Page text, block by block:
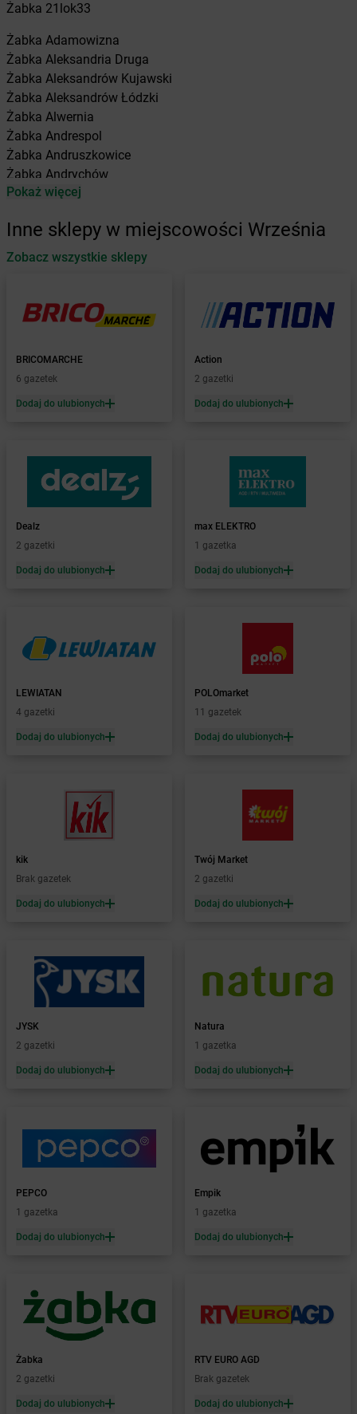
Żabka 21lok33
Żabka Adamowizna
Żabka Aleksandria Druga
Żabka Aleksandrów Kujawski
Żabka Aleksandrów Łódzki
Żabka Alwernia
Żabka Andrespol
Żabka Andruszkowice
Żabka Andrychów
Żabka Antonie
Żabka Automat
Żabka Babica
Żabka Babimost
Żabka Baborów
Żabka Bachowice
Żabka Bądkowo
Żabka Bąków
Żabka Baniocha
Żabka Baranowo
Barcin
Żabka Barczewo
Żabka
Żabka Barlinek
Żabka Barniewice
Żabka
Barwałd Średni
Żabka Barwice
Żabka Bełchatów
Bestwina
Bestwinka
Bezrzecze
Żabka
Żabka Biała
Żabka
Biała Druga
Żabka Biała Rawska
Żabka Białe Błota
Żabka Białka
Żabka Białka Tatrzańska
Żabka
Żabka Białogard
Żabka Białogóra
Żabka Białystok
Żabka
Żabka
Żabka Biedrusko
Żabka Bielany Wrocławskie
Żabka Bielsk Podlaski
Żabka Bielsko
Bielsko-Biała
Żabka
Żabka Bieruń
Pokaż więcej
Inne sklepy w miejscowości Września
Zobacz wszystkie sklepy
BRICOMARCHE
6 gazetek
Dodaj do ulubionych
Action
2 gazetki
Dodaj do ulubionych
Dealz
2 gazetki
Dodaj do ulubionych
max ELEKTRO
1 gazetka
Dodaj do ulubionych
LEWIATAN
4 gazetki
Dodaj do ulubionych
POLOmarket
11 gazetek
Dodaj do ulubionych
kik
Brak gazetek
Dodaj do ulubionych
Twój Market
2 gazetki
Dodaj do ulubionych
JYSK
2 gazetki
Dodaj do ulubionych
Natura
1 gazetka
Dodaj do ulubionych
PEPCO
1 gazetka
Dodaj do ulubionych
Empik
1 gazetka
Dodaj do ulubionych
Żabka
2 gazetki
Dodaj do ulubionych
RTV EURO AGD
Brak gazetek
Dodaj do ulubionych